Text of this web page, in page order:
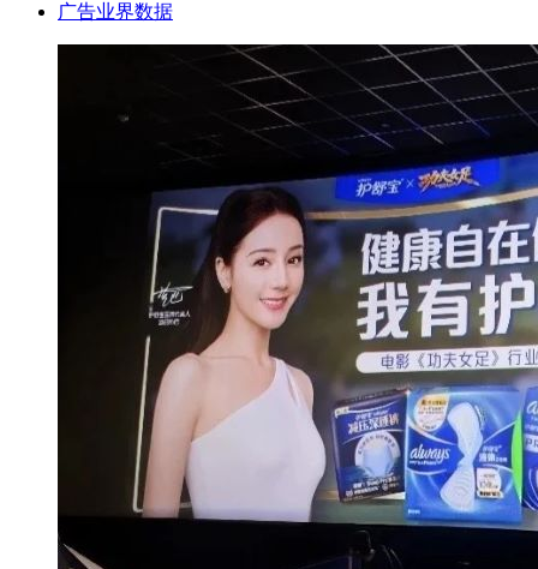
广告业界数据